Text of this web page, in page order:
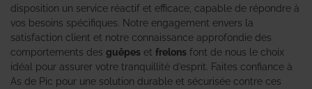
disposition un service réactif et efficace, capable de répondre à
vos besoins spécifiques. Notre engagement envers la
satisfaction client et notre connaissance approfondie des
comportements des guêpes et frelons font de nous le choix
idéal pour assurer votre tranquillité d’esprit. Faites confiance à
As de Pic pour une solution durable et sécurisée contre ces